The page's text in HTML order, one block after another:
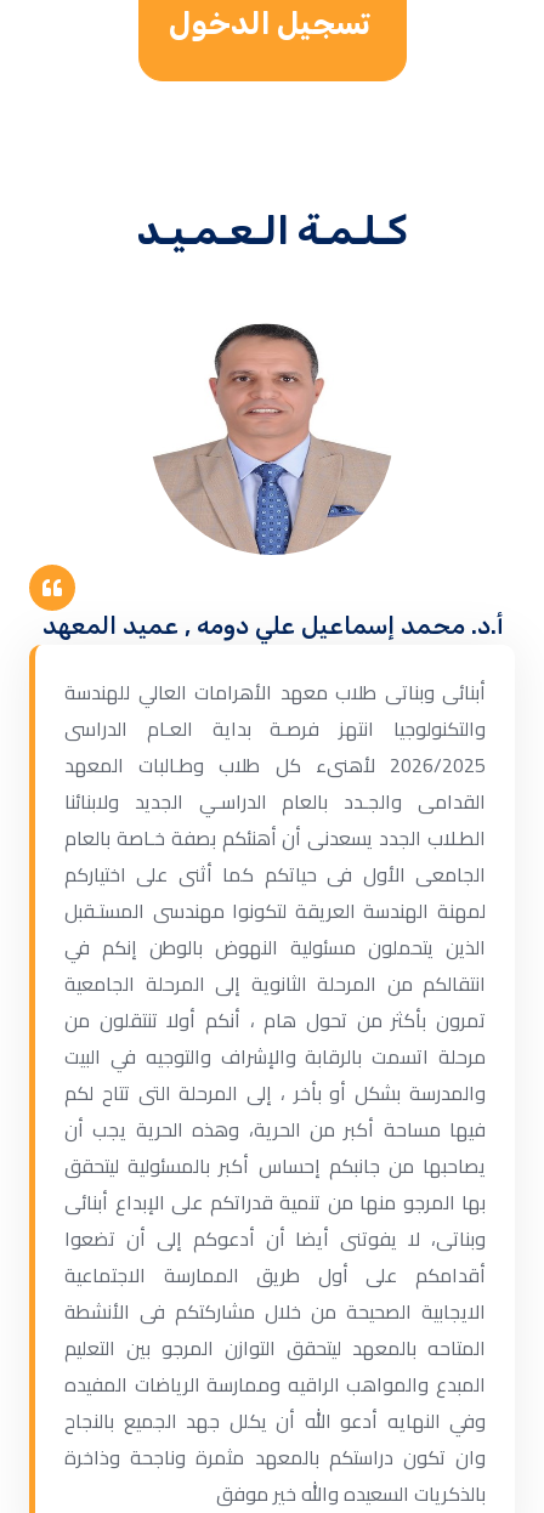
تسجيل الدخول
كـلـمـة الـعـمـيـد
أ.د. محمد إسماعيل علي دومه , عميد المعهد
أبنائى وبناتى طلاب معهد الأهرامات العالي للهندسة
والتكنولوجيا انتهز فرصـة بداية العـام الدراسى
2026/2025 لأهنىء كل طلاب وطـالبات المعهد
القدامى والجـدد بالعام الدراسـي الجديد ولابنائنا
الطـلاب الجدد يسعدنى أن أهنئكم بصفة خـاصة بالعام
الجامعى الأول فى حياتكم كما أثنى على اختياركم
لمهنة الهندسة العريقة لتكونوا مهندسى المستـقبل
الذين يتحملون مسئولية النهوض بالوطن إنكم في
انتقالكم من المرحلة الثانوية إلى المرحلة الجامعية
تمرون بأكثر من تحول هام ، أنكم أولا تنتقلون من
مرحلة اتسمت بالرقابة والإشراف والتوجيه في البيت
والمدرسة بشكل أو بأخر ، إلى المرحلة التى تتاح لكم
فيها مساحة أكبر من الحرية، وهذه الحرية يجب أن
يصاحبها من جانبكم إحساس أكبر بالمسئولية ليتحقق
بها المرجو منها من تنمية قدراتكم على الإبداع أبنائى
وبناتى، لا يفوتنى أيضا أن أدعوكم إلى أن تضعوا
أقدامكم على أول طريق الممارسة الاجتماعية
الايجابية الصحيحة من خلال مشاركتكم فى الأنشطة
المتاحه بالمعهد ليتحقق التوازن المرجو بين التعليم
المبدع والمواهب الراقيه وممارسة الرياضات المفيده
وفي النهايه أدعو الله أن يكلل جهد الجميع بالنجاح
وان تكون دراستكم بالمعهد مثمرة وناجحة وذاخرة
بالذكريات السعيده والله خير موفق